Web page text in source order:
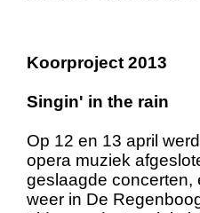
Koorproject 2013
Singin' in the rain
Op 12 en 13 april
opera muziek
geslaagde concerten,
weer in De